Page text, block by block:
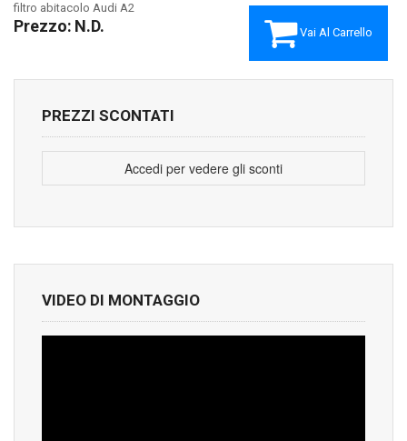
Vai Al Carrello
filtro abitacolo Audi A2
Prezzo: N.D.
PREZZI SCONTATI
Accedi per vedere gli sconti
VIDEO DI MONTAGGIO